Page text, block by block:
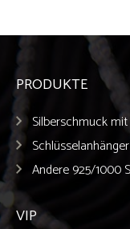
PRODUKTE
Silberschmuck
Andere 925/1000
VIP